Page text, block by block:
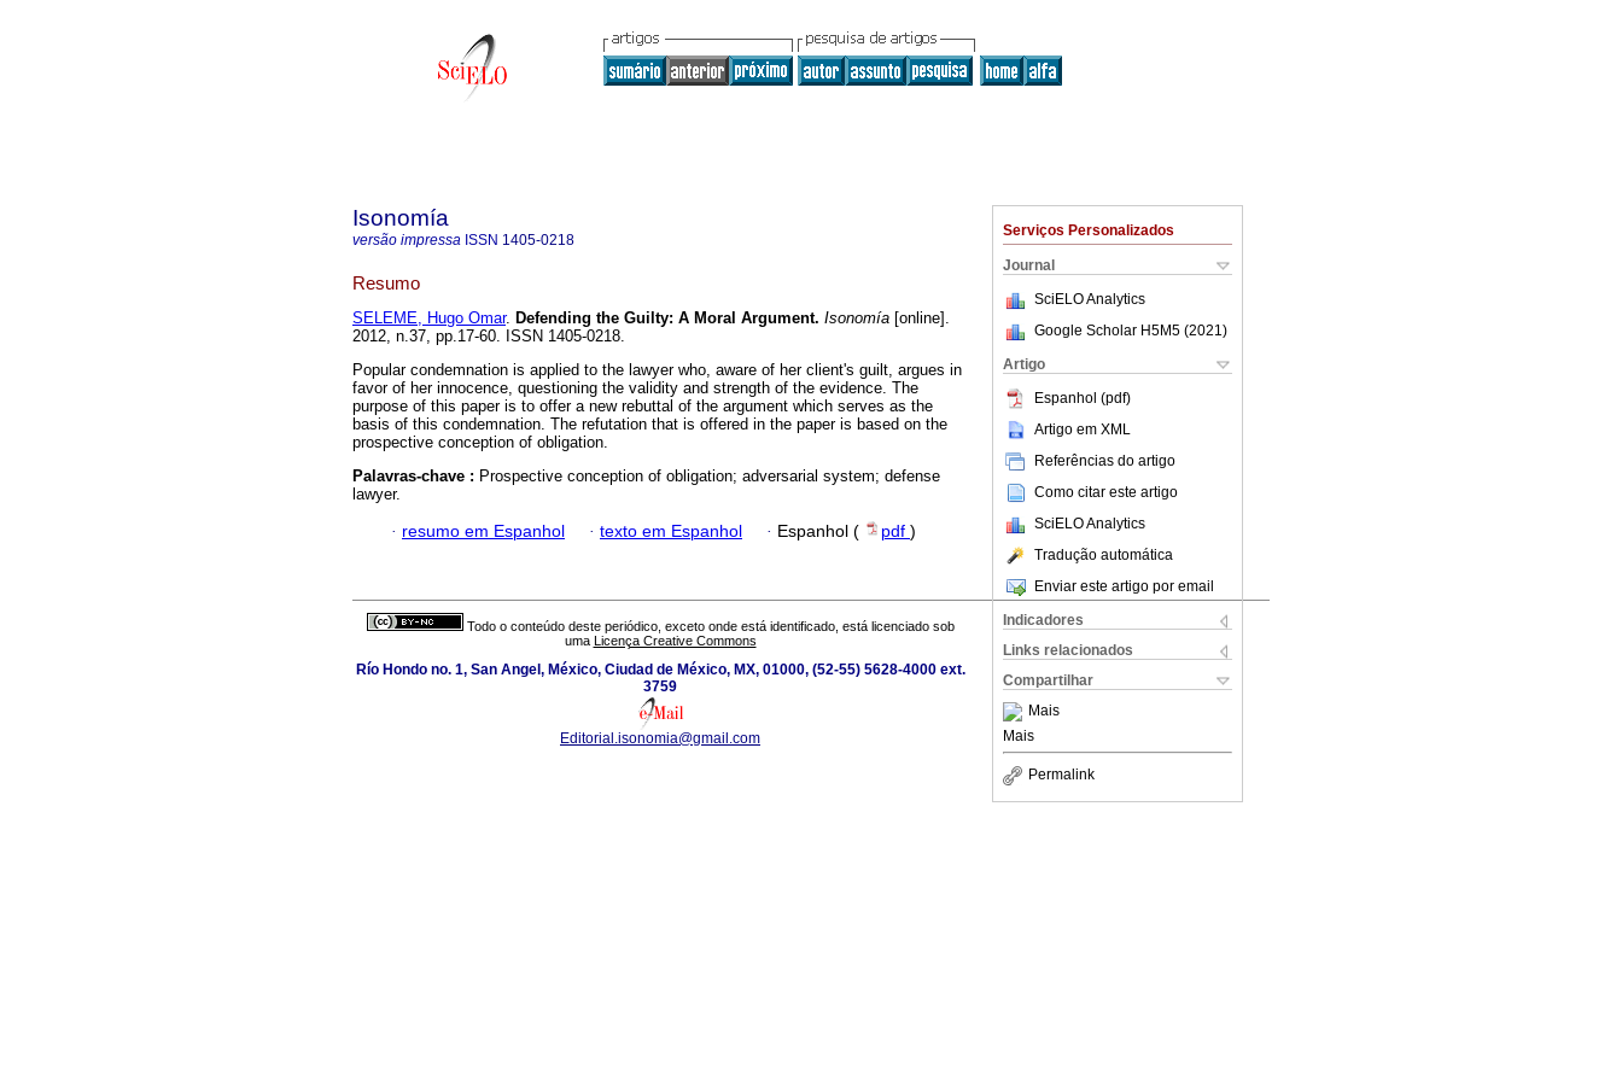
Serviços Personalizados
Journal
SciELO Analytics
Google Scholar H5M5 (2021 )
Artigo
Espanhol (pdf)
Artigo em XML
Referências do artigo
Como citar este artigo
SciELO Analytics
Tradução automática
Enviar este artigo por email
Indicadores
Links relacionados
Compartilhar
Mais
Mais
Permalink
Isonomía
versão impressa ISSN 1405-0218
Resumo
SELEME, Hugo Omar. Defending the Guilty: A Moral Argument. Isonomía [online].
2012, n.37, pp.17-60. ISSN 1405-0218.
Popular condemnation is applied to the lawyer who, aware of her client's guilt, argues in
favor of her innocence, questioning the validity and strength of the evidence. The
purpose of this paper is to offer a new rebuttal of the argument which serves as the
basis of this condemnation. The refutation that is offered in the paper is based on the
prospective conception of obligation.
Palavras-chave : Prospective conception of obligation; adversarial system; defense
lawyer.
· resumo em Espanhol · texto em Espanhol · Espanhol ( pdf )
Todo o conteúdo deste periódico, exceto onde está identificado, está licenciado sob
uma Licença Creative Commons
Río Hondo no. 1, San Angel, México, Ciudad de México, MX, 01000, (52-55) 5628-4000 ext.
3759
Editorial.isonomia@gmail.com